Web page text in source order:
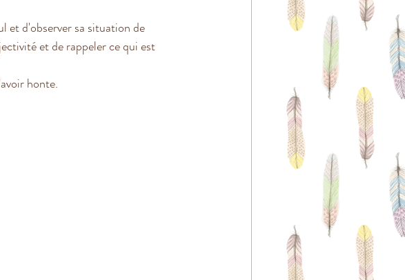
et d'observer sa situation de
et de rappeler ce qui est
honte.